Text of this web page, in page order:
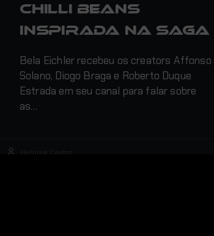
Chilli Beans
inspirada na saga
Bela Eichler recebeu os creators Affonso
Solano, Diogo Braga e Roberto Duque
Estrada em seu canal para falar sobre
as…
Heloisa Castro